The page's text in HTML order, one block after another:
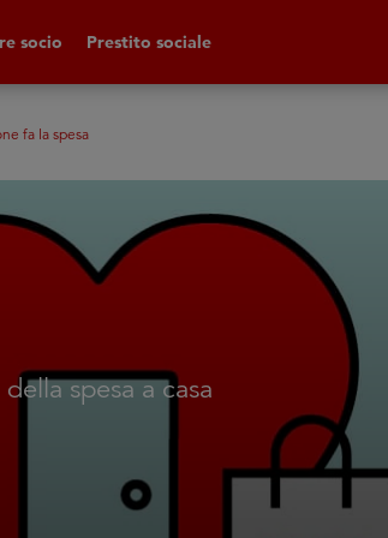
socio Prestito sociale
fa la spesa
spesa a casa